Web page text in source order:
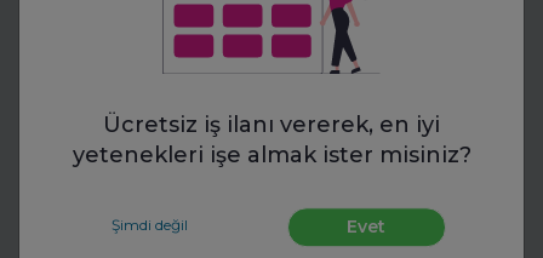
Ücretsiz iş ilanı vererek, en iyi
yetenekleri işe almak ister misiniz?
Şimdi değil Evet
İnsan Kaynakları Ödülleri, şirketiniz için bir tanıtım fırsatı
konumunuzu güçlendirin ve değerli başarılarınızı
ödüllerle taçlandırın.